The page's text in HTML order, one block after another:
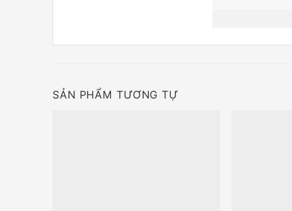
SẢN PHẨM TƯƠNG TỰ